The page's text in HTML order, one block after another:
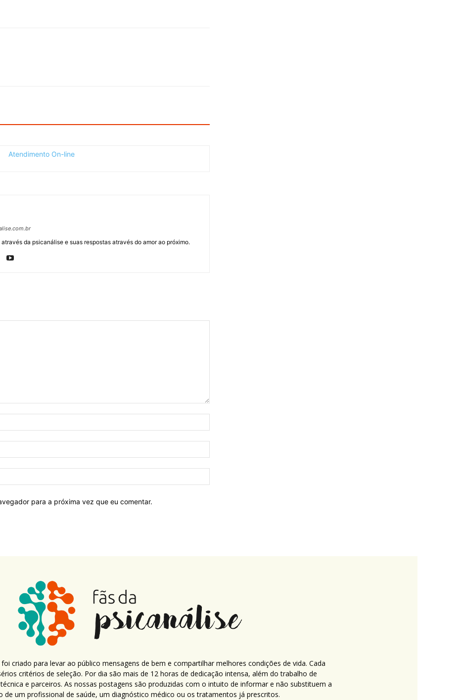
da psicanálise e suas respostas através do amor ao próximo.
para a próxima vez que eu comentar.
foi criado para levar ao público mensagens de bem e compartilhar melhores condições de vida. Cada
critérios de seleção. Por dia são mais de 12 horas de dedicação intensa, além do trabalho de
e parceiros. As nossas postagens são produzidas com o intuito de informar e não substituem a
de um profissional de saúde, um diagnóstico médico ou os tratamentos já prescritos.